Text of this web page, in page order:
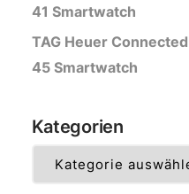
41 Smartwatch
TAG Heuer
45 Smartwatch
Kategorien